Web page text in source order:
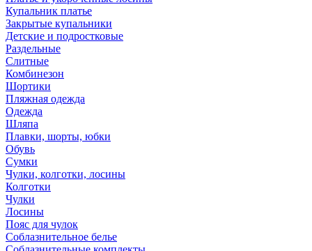
Купальник платье
Закрытые купальники
Детские и подростковые
Раздельные
Слитные
Комбинезон
Шортики
Пляжная одежда
Одежда
Шляпа
Плавки, шорты, юбки
Обувь
Сумки
Чулки, колготки, лосины
Колготки
Чулки
Лосины
Пояс для чулок
Соблазнительное белье